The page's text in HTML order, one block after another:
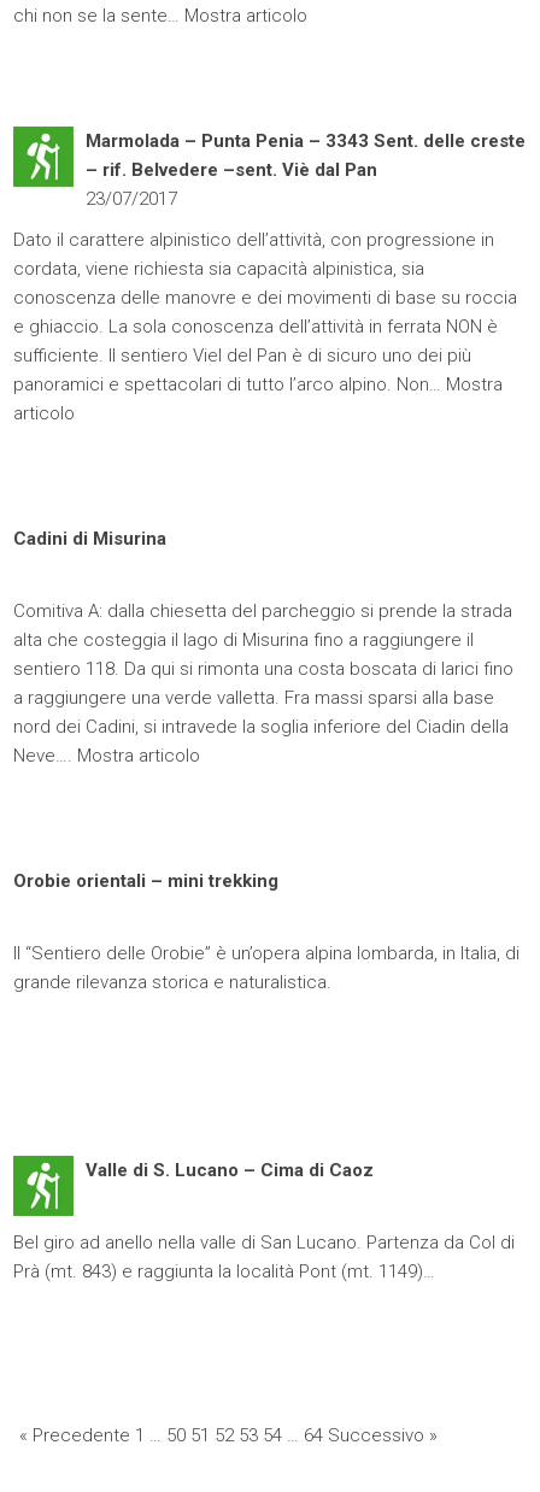
chi non se la sente… Mostra articolo
Marmolada – Punta Penia – 3343 Sent. delle creste
– rif. Belvedere –sent. Viè dal Pan
23/07/2017
Dato il carattere alpinistico dell’attività, con progressione in
cordata, viene richiesta sia capacità alpinistica, sia
conoscenza delle manovre e dei movimenti di base su roccia
e ghiaccio. La sola conoscenza dell’attività in ferrata NON è
sufficiente. Il sentiero Viel del Pan è di sicuro uno dei più
panoramici e spettacolari di tutto l’arco alpino. Non… Mostra
articolo
Cadini di Misurina
Comitiva A: dalla chiesetta del parcheggio si prende la strada
alta che costeggia il lago di Misurina fino a raggiungere il
sentiero 118. Da qui si rimonta una costa boscata di larici fino
a raggiungere una verde valletta. Fra massi sparsi alla base
nord dei Cadini, si intravede la soglia inferiore del Ciadin della
Neve…. Mostra articolo
Orobie orientali – mini trekking
Il “Sentiero delle Orobie” è un’opera alpina lombarda, in Italia, di
grande rilevanza storica e naturalistica.
Valle di S. Lucano – Cima di Caoz
Bel giro ad anello nella valle di San Lucano. Partenza da Col di
Prà (mt. 843) e raggiunta la località Pont (mt. 1149)…
« Precedente 1 50 51 52 53 54 64 Successivo »